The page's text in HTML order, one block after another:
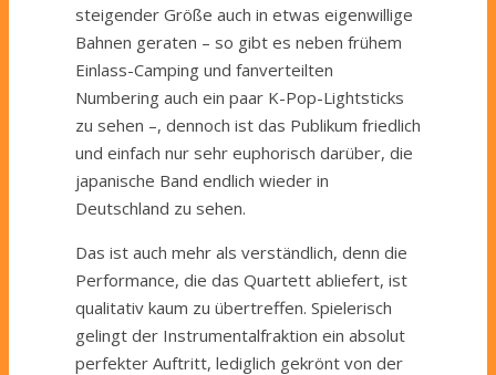
steigender Größe auch in etwas eigenwillige
Bahnen geraten – so gibt es neben frühem
Einlass-Camping und fanverteilten
Numbering auch ein paar K-Pop-Lightsticks
zu sehen –, dennoch ist das Publikum friedlich
und einfach nur sehr euphorisch darüber, die
japanische Band endlich wieder in
Deutschland zu sehen.
Das ist auch mehr als verständlich, denn die
Performance, die das Quartett abliefert, ist
qualitativ kaum zu übertreffen. Spielerisch
gelingt der Instrumentalfraktion ein absolut
perfekter Auftritt, lediglich gekrönt von der